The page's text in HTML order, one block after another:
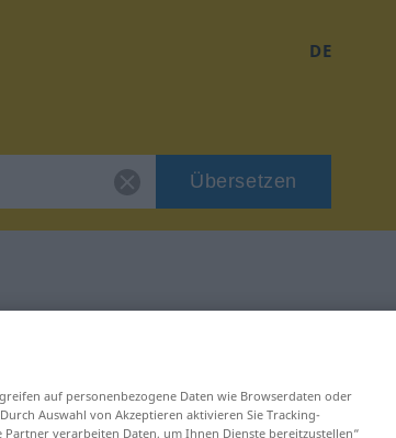
DE
Übersetzen
auf personenbezogene Daten wie Browserdaten oder
Auswahl von Akzeptieren aktivieren Sie Tracking-
verarbeiten Daten, um Ihnen Dienste bereitzustellen“